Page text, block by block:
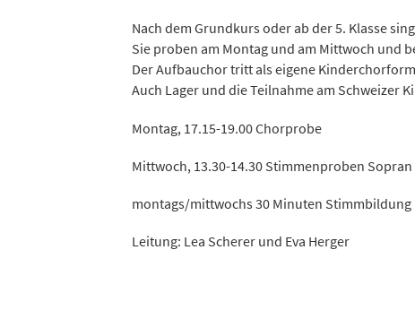
Nach dem Grundkurs oder ab der 5. Klasse
Sie proben am Montag und am Mittwoch und
Der Aufbauchor tritt als eigene
Auch Lager und die Teilnahme am Schweizer
Montag, 17.15-19.00 Chorprobe
Mittwoch, 13.30-14.30 Stimmenproben
montags/mittwochs 30 Minuten
Leitung: Lea Scherer und Eva Herger